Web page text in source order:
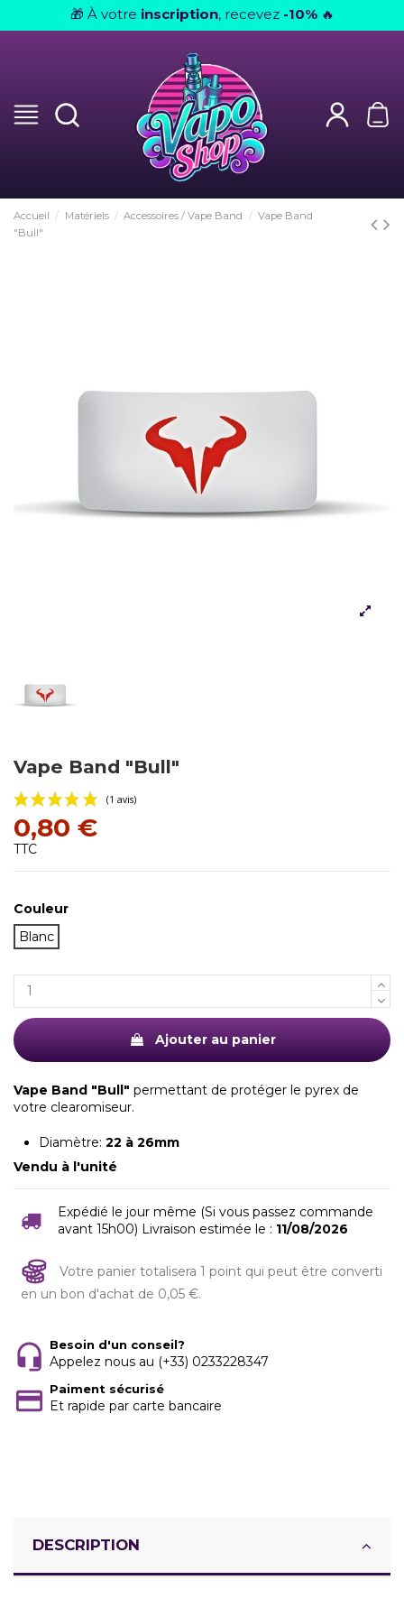
🎁 À votre inscription, recevez -10% 🔥
Accueil Matériels Accessoires / Vape Band
Vape Band
"Bull"
Vape Band "Bull"
0,80 €
TTC
Couleur
Blanc
Ajouter au panier
Vape Band "Bull" permettant de protéger le pyrex de
votre clearomiseur.
Diamètre: 22 à 26mm
Vendu à l'unité
Expédié le jour même (Si vous passez commande
avant 15h00) Livraison estimée le : 11/08/2026
Votre panier totalisera 1 point qui peut être converti
en un bon d'achat de 0,05 €.
Besoin d'un conseil?
Appelez nous au (+33) 0233228347
Paiment sécurisé
Et rapide par carte bancaire
DESCRIPTION